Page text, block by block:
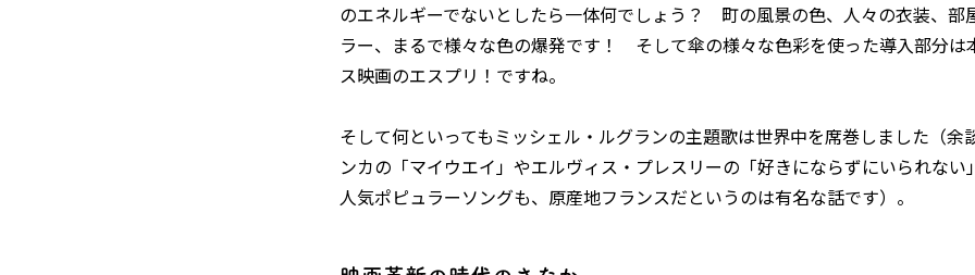
のエネルギーでないとしたら一体何でしょう？ 町の風景の色、人々の衣装、部
ラー、まるで様々な色の爆発です！ そして傘の様々な色彩を使った導入部分は
ス映画のエスプリ！ですね。
そして何といってもミッシェル・ルグランの主題歌は世界中を席巻しました（余
ンカの「マイウエイ」やエルヴィス・プレスリーの「好きにならずにいられない
人気ポピュラーソングも、原産地フランスだというのは有名な話です）。